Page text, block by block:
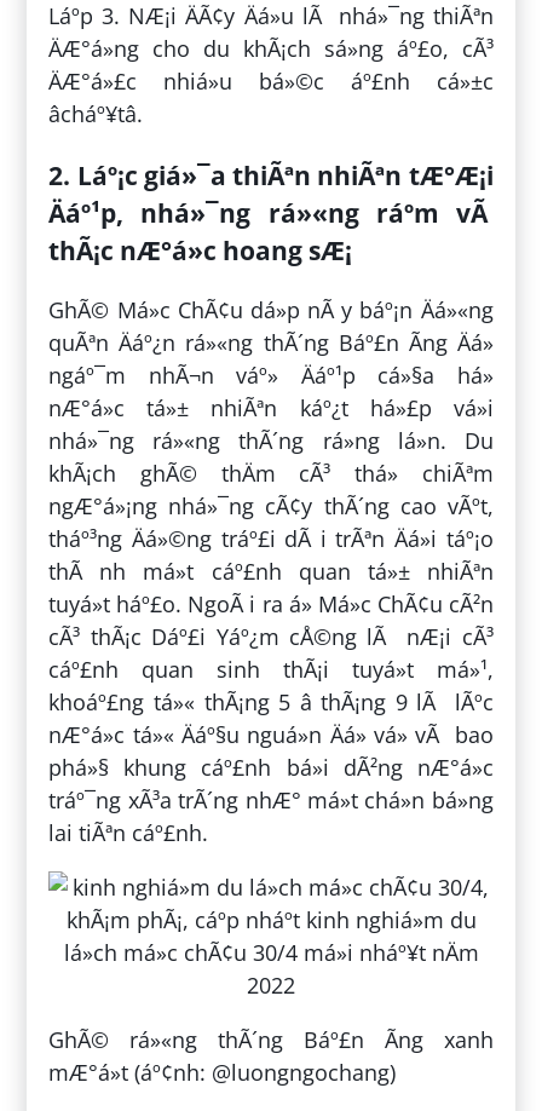
Láº­p 3. NÆ¡i ÄÃ¢y Äá»u lÃ nhá»¯ng thiÃªn
ÄÆ°á»ng cho du khÃ¡ch sá»ng áº£o, cÃ³
ÄÆ°á»£c nhiá»u bá»©c áº£nh cá»±c
âcháº¥tâ.
2. Láº¡c giá»¯a thiÃªn nhiÃªn tÆ°Æ¡i
Äáº¹p, nhá»¯ng rá»«ng ráº­m vÃ
thÃ¡c nÆ°á»c hoang sÆ¡
GhÃ© Má»c ChÃ¢u dá»p nÃ y báº¡n Äá»«ng
quÃªn Äáº¿n rá»«ng thÃ´ng Báº£n Ãng Äá»
ngáº¯m nhÃ¬n váº» Äáº¹p cá»§a há»
nÆ°á»c tá»± nhiÃªn káº¿t há»£p vá»i
nhá»¯ng rá»«ng thÃ´ng rá»ng lá»n. Du
khÃ¡ch ghÃ© thÄm cÃ³ thá» chiÃªm
ngÆ°á»¡ng nhá»¯ng cÃ¢y thÃ´ng cao vÃºt,
tháº³ng Äá»©ng tráº£i dÃ i trÃªn Äá»i táº¡o
thÃ nh má»t cáº£nh quan tá»± nhiÃªn
tuyá»t háº£o. NgoÃ i ra á» Má»c ChÃ¢u cÃ²n
cÃ³ thÃ¡c Dáº£i Yáº¿m cÅ©ng lÃ nÆ¡i cÃ³
cáº£nh quan sinh thÃ¡i tuyá»t má»¹,
khoáº£ng tá»« thÃ¡ng 5 â thÃ¡ng 9 lÃ lÃºc
nÆ°á»c tá»« Äáº§u nguá»n Äá» vá» vÃ bao
phá»§ khung cáº£nh bá»i dÃ²ng nÆ°á»c
tráº¯ng xÃ³a trÃ´ng nhÆ° má»t chá»n bá»ng
lai tiÃªn cáº£nh.
GhÃ© rá»«ng thÃ´ng Báº£n Ãng xanh
mÆ°á»t (áº¢nh: @luongngochang)